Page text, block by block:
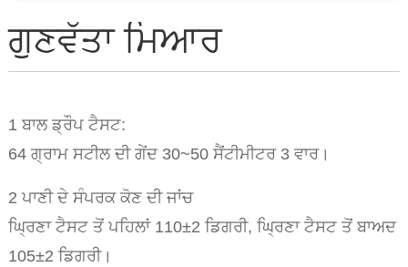
ਗੁਣਵੱਤਾ ਮਿਆਰ
1 ਬਾਲ ਡ੍ਰੌਪ ਟੈਸਟ:
64 ਗ੍ਰਾਮ ਸਟੀਲ ਦੀ ਗੇਂਦ 30~50 ਸੈਂਟੀਮੀਟਰ 3 ਵਾਰ।
2 ਪਾਣੀ ਦੇ ਸੰਪਰਕ ਕੋਣ ਦੀ ਜਾਂਚ
ਘ੍ਰਿਣਾ ਟੈਸਟ ਤੋਂ ਪਹਿਲਾਂ 110±2 ਡਿਗਰੀ, ਘ੍ਰਿਣਾ ਟੈਸਟ ਤੋਂ ਬਾਅਦ
105±2 ਡਿਗਰੀ।